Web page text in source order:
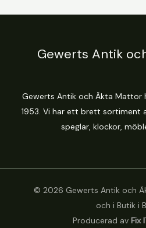
Gewerts Antik
Gewerts Antik och Äkta Mattor
1953. Vi har ett brett sortiment
speglar, klockor,
© 2026 Gewerts Antik och
och i Butik i
Producerad av Fix